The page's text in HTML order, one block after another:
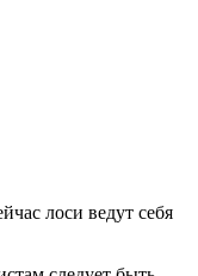
лоси ведут себя